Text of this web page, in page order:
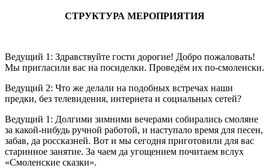
СТРУКТУРА МЕРОПРИЯТИЯ
Ведущий 1: Здравствуйте гости дорогие! Добро пожаловать!
Мы пригласили вас на посиделки. Проведём их по-смоленски.
Ведущий 2: Что же делали на подобных встречах наши
предки, без телевидения, интернета и социальных сетей?
Ведущий 1: Долгими зимними вечерами собирались смоляне
за какой-нибудь ручной работой, и наступало время для песен,
забав, да россказней. Вот и мы сегодня приготовили для вас
старинное занятие. За чаем да угощением почитаем вслух
«Смоленские сказки».